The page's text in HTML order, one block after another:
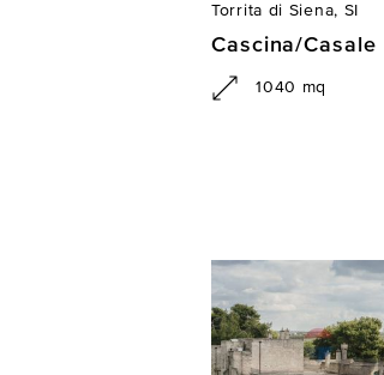
Torrita di Siena, SI
Cascina/Casale
1040 mq